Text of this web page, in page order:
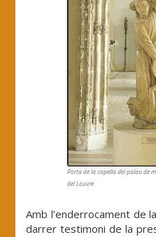
Porta de la capella del palau de
del Louvre
Amb l’enderrocament de
darrer testimoni de la